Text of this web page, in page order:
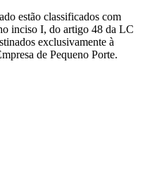
estão classificados com
inciso I, do artigo 48 da LC
exclusivamente à
de Pequeno Porte.